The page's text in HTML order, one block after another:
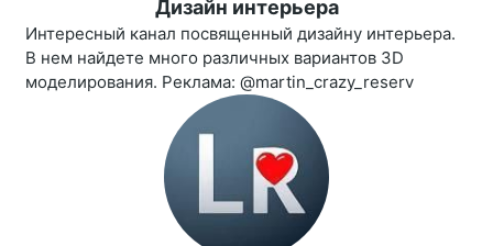
Дизайн интерьера
Интересный канал посвященный дизайну интерьера.
В нем найдете много различных вариантов 3D
моделирования. Реклама: @martin_crazy_reserv